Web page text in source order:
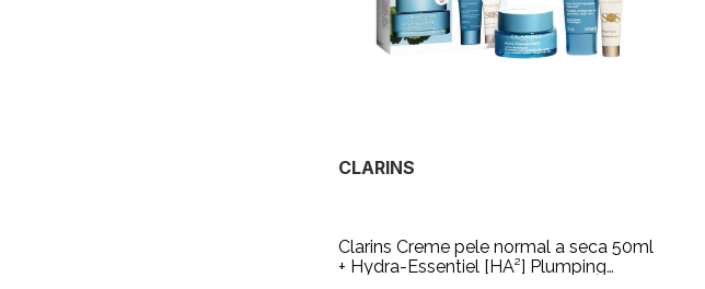
CLARINS
Clarins Creme pele normal a seca 50ml
+ Hydra-Essentiel [HA²] Plumping